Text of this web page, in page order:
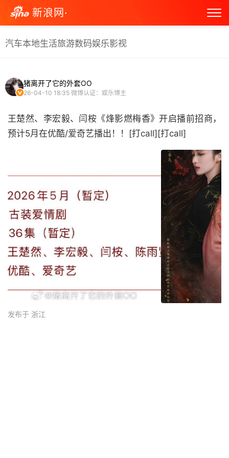
新浪网·
汽车本地生活旅游数码娱乐影视
猪离开了它的外套OO
26-04-10 18:35 微博认证：娱乐博主
王楚然、李宏毅、闫桉《烽影燃梅香》开启播前招商，
预计5月在优酷/爱奇艺播出！！[打call][打call] ​
发布于 浙江